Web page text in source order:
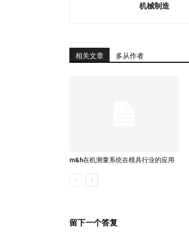
机械制造
相关文章 多从作者
m&h在机测量系统在模具行业的应用
留下一个答复